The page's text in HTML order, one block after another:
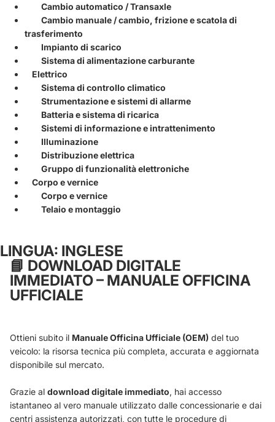
Cambio automatico / Transaxle
Cambio manuale / cambio, frizione e scatola di
trasferimento
Impianto di scarico
Sistema di alimentazione carburante
Elettrico
Sistema di controllo climatico
Strumentazione e sistemi di allarme
Batteria e sistema di ricarica
Sistemi di informazione e intrattenimento
Illuminazione
Distribuzione elettrica
Gruppo di funzionalità elettroniche
Corpo e vernice
Corpo e vernice
Telaio e montaggio
LINGUA: INGLESE
📘 DOWNLOAD DIGITALE
IMMEDIATO – MANUALE OFFICINA
UFFICIALE
Ottieni subito il Manuale Officina Ufficiale (OEM) del tuo
veicolo: la risorsa tecnica più completa, accurata e aggiornata
disponibile sul mercato.
Grazie al download digitale immediato, hai accesso
istantaneo al vero manuale utilizzato dalle concessionarie e dai
centri assistenza autorizzati, con tutte le procedure di